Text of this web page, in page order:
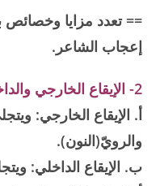
== تعدد مزايا وخصائص
إعجاب الشاعر.
2- الإيقاع الخارجي والداخلي للنص:
أ. الإيقاع الخارجي:
والرويّ(النون).
ب. الإيقاع الداخلي: